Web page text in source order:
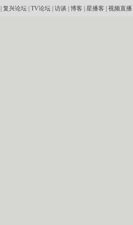
复兴论坛| TV论坛| 访谈 博客 星播客 视频直播|